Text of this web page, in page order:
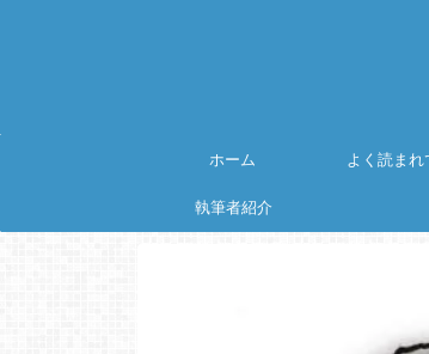
ホーム よく読ま
執筆者紹介